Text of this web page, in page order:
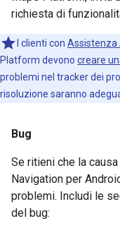
richiesta di
I clienti con Assistenza
Platform devono creare
problemi nel tracker dei
risoluzione saranno
Bug
Se ritieni che la
Navigation per
problemi. Includi le
del bug: